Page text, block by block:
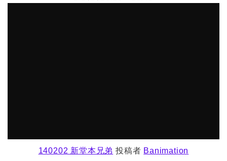
140202 新堂本兄弟 投稿者 Banimation